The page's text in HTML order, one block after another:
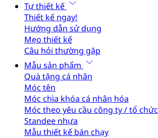
Tự thiết kế
Thiết kế ngay!
Hướng dẫn sử dụng
Mẹo thiết kế
Câu hỏi thường gặp
Mẫu sản phẩm
Quà tặng cá nhân
Móc tên
Móc chìa khóa cá nhân hóa
Móc theo yêu cầu công ty / tổ chức
Standee nhựa
Mẫu thiết kế bán chạy